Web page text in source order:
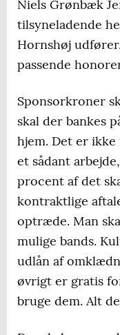
Niels Grønbæk
tilsyneladende
Hornshøj
passende
Sponsorkroner
skal der bankes
hjem. Det er
et sådant
procent af det
kontraktlige
optræde. Man
mulige bands.
udlån af
øvrigt er gratis
bruge dem. Alt